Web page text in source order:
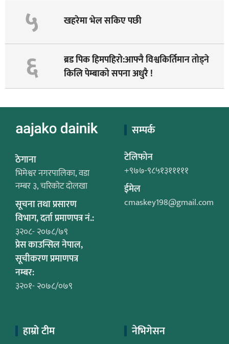
५ खहरेमा भेल सकिए पछी
६
ब्रड पिक हिमपहिरो:आफ्नै विश्वकिर्तिमान तोड्ने
किलि पेम्बाको सपना अधुरै !
ठेगाना
भिमेश्वर नगरपालिका, वडा
नम्बर ३, चरिकोट दोलखा
सूचना तथा प्रसारण
विभाग, दर्ता प्रमाणपत्र नं.:
३२०८- २०७८/७९
प्रेस काउन्सिल नेपाल,
सूचीकरण प्रमाणपत्र
नम्बर:
३२०१- २०७८/०७९
सम्पर्क
टेलिफोन
+९७७-९८५१३१११११
ईमेल
cmaskey198@gmail.com
हाम्रो टीम नेभिगेसन